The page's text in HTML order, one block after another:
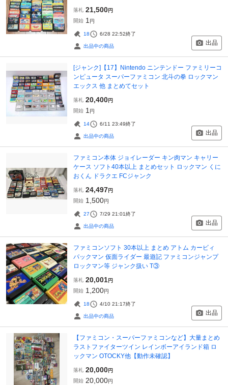
落札 21,500円
開始 1 円
18 6/28 22:52終了
出品中の商品 出品
[ジャンク]【17】Nintendo ニンテンドー ファミリーコ
ンピュータ スーパーファミコン 北斗の拳 ロックマン
エックス 他 まとめてセット
落札 20,400円
開始 1 円
14 6/11 23:49終了
出品中の商品 出品
ファミコン本体 ジョイレーダー キン肉マン キャリー
ケース ソフト40本以上 まとめセット ロックマン くに
おくん ドラクエ FCジャンク
落札 24,497円
開始 1,500円
27 7/29 21:01終了
出品中の商品 出品
ファミコンソフト 30本以上 まとめ アトム カービィ
パックマン 仮面ライダー 最遊記 ファミコンジャンプ
ロックマン等 ジャンク扱い T③
落札 20,001円
開始 1,200円
18 4/10 21:17終了
出品中の商品 出品
【ファミコン・スーパーファミコンなど】大量まとめ
ラストファイターツイン レインボーアイランド箱 ロ
ックマン OTOCKY他【動作未確認】
落札 20,000円
開始 20,000円